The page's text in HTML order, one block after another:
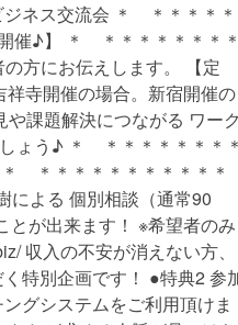
ジネス交流会 ＊ ＊＊＊＊＊
♪】 ＊ ＊＊＊＊＊＊＊＊
方にお伝えします。 【定
寺開催の場合。新宿開催の
課題解決につながる ワーク
ょう♪ ＊ ＊＊＊＊＊＊＊＊
＊＊＊＊＊＊＊＊＊＊
よる 個別相談（通常90
とが出来ます！ ※希望者のみ
収入の不安が消えない方、
特別企画です！ ●特典2 参
グシステムをご利用頂けま